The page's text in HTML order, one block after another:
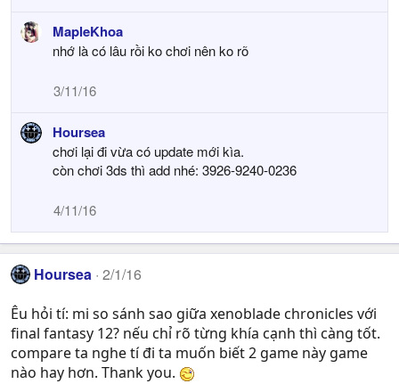
MapleKhoa
nhớ là có lâu rồi ko chơi nên ko rõ
3/11/16
Hoursea
chơi lại đi vừa có update mới kìa.
còn chơi 3ds thì add nhé: 3926-9240-0236
4/11/16
Hoursea 2/1/16
Êu hỏi tí: mi so sánh sao giữa xenoblade chronicles với
final fantasy 12? nếu chỉ rõ từng khía cạnh thì càng tốt.
compare ta nghe tí đi ta muốn biết 2 game này game
nào hay hơn. Thank you.